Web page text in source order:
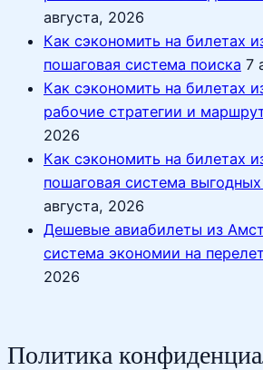
августа, 2026
Как сэкономить на билетах
пошаговая система поиска 7
Как сэкономить на билетах
рабочие стратегии и
2026
Как сэкономить на билетах
пошаговая система
августа, 2026
Дешевые авиабилеты из
система экономии на
2026
Политика